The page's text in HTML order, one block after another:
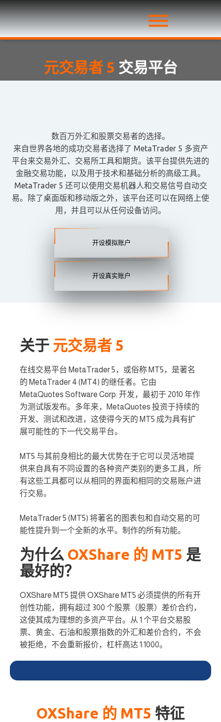
元交易者 5 交易平台
数百万外汇和股票交易者的选择。
来自世界各地的成功交易者选择了 MetaTrader 5 多资产
平台来交易外汇、交易所工具和期货。该平台提供先进的
金融交易功能，以及用于技术和基础分析的高级工具。
MetaTrader 5 还可以使用交易机器人和交易信号自动交
易。除了桌面版和移动版之外，该平台还可以在网络上使
用，并且可以从任何设备访问。
开设模拟账户
开设真实账户
关于 元交易者 5
在线交易平台 MetaTrader 5，或俗称 MT5，是著名
的 MetaTrader 4 (MT4) 的继任者。它由
MetaQuotes Software Corp. 开发，最初于 2010 年作
为测试版发布。多年来，MetaQuotes 投资于持续的
开发、测试和改进，这使得今天的 MT5 成为具有扩
展可能性的下一代交易平台。
MT5 与其前身相比的最大优势在于它可以灵活地提
供来自具有不同设置的各种资产类别的更多工具，所
有这些工具都可以从相同的界面和相同的交易账户进
行交易。
MetaTrader 5 (MT5) 将著名的图表包和自动交易的可
能性提升到一个全新的水平。制作的所有功能。
为什么 OXShare 的 MT5 是
最好的？
OXShare MT5 提供 OXShare MT5 必须提供的所有开
创性功能，拥有超过 300 个股票（股票）差价合约，
这使其成为理想的多资产平台。从 1 个平台交易股
票、黄金、石油和股票指数的外汇和差价合约，不会
被拒绝，不会重新报价，杠杆高达 1:1000。
OXShare 的 MT5 特征